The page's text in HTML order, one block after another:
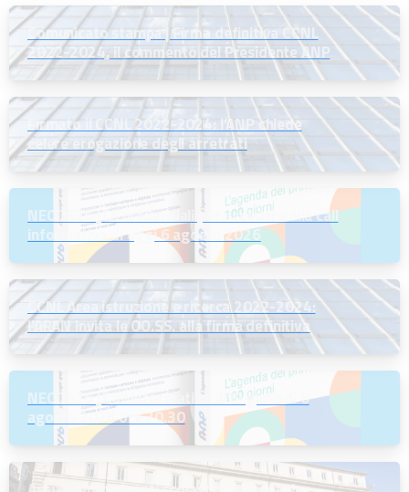
Comunicato stampa | Firma definitiva CCNL
2022-2024, il commento del Presidente ANP
Firmato il CCNL 2022-2024: l’ANP chiede
celere erogazione degli arretrati
NEODS26 | Le credenziali per accedere alla call
informativa di oggi 6 agosto 2026
CCNL Area istruzione e ricerca 2022-2024:
l’ARAN invita le OO.SS. alla firma definitiva
NEODS26 | Call informativa ANP giovedì 6
agosto 2026 ore 20.30